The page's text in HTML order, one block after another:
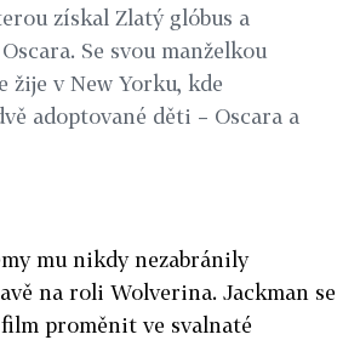
získal Zlatý glóbus a
Se svou manželkou
žije v New Yorku, kde
adoptované děti – Oscara a
mu nikdy nezabránily
na roli Wolverina. Jackman se
proměnit ve svalnaté